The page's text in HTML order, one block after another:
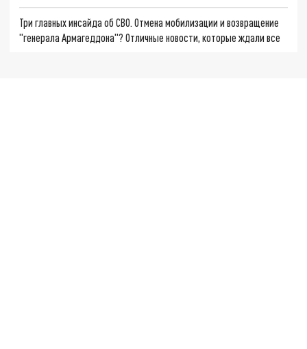
Три главных инсайда об СВО. Отмена мобилизации и возвращение
"генерала Армагеддона"? Отличные новости, которые ждали все